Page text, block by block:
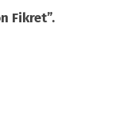
Fikret”.